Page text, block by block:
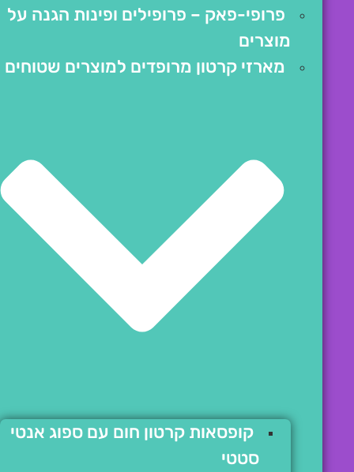
פרופי-פאק – פרופילים ופינות הגנה על
מוצרים
מארזי קרטון מרופדים למוצרים שטוחים
קופסאות קרטון חום עם ספוג אנטי
סטטי